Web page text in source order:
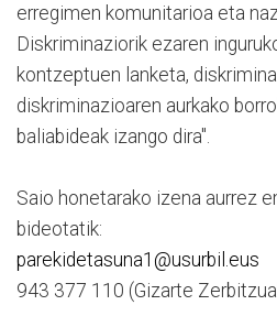
erregimen komunitarioa eta
Diskriminaziorik ezaren
kontzeptuen lanketa,
diskriminazioaren aurkako
baliabideak izango dira".
Saio honetarako izena aurrez
bideotatik:
parekidetasuna1@usurbil.eus
943 377 110 (Gizarte